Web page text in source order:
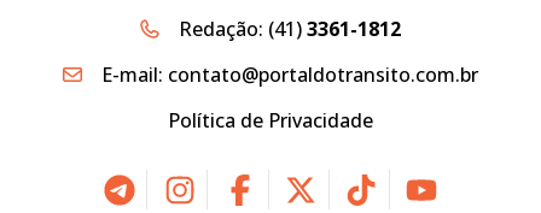
Redação: (41)3361-1812
E-mail: contato@portaldotransito.com.br
Política de Privacidade